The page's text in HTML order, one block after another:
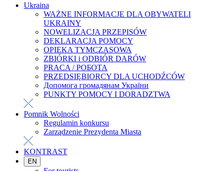
Ukraina
WAŻNE INFORMACJE DLA OBYWATELI
UKRAINY
NOWELIZACJA PRZEPISÓW
DEKLARACJA POMOCY
OPIEKA TYMCZASOWA
ZBIÓRKI i ODBIÓR DARÓW
PRACA / РОБОТА
PRZEDSIĘBIORCY DLA UCHODŹCÓW
Допомога громадянам України
PUNKTY POMOCY I DORADZTWA
Pomnik Wolności
Regulamin konkursu
Zarządzenie Prezydenta Miasta
KONTRAST
EN